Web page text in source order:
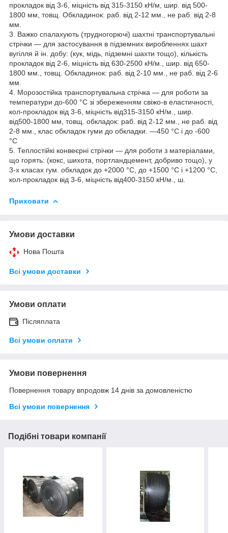
прокладок від 3-6, міцність від 315-3150 кН/м, шир. від 500-
1800 мм, товщ. Обкладинок: раб. від 2-12 мм., не раб. від 2-8
мм.
3. Важко спалахують (трудногорючі) шахтні транспортувальні
стрічки — для застосування в підземних виробленнях шахт
вугілля й ін. добу: (кук, мідь, підземні шахти тощо), кількість
прокладок від 2-6, міцність від 630-2500 кН/м., шир. від 650-
1800 мм., товщ. Обкладинок: раб. від 2-10 мм., не раб. від 2-6
мм.
4. Морозостійка транспортувальна стрічка — для роботи за
температури до-600 °C зі збереженням свіжо-в еластичності,
кол-прокладок від 3-6, міцність від315-3150 кН/м., шир.
від500-1800 мм, товщ. обкладок: раб. від 2-12 мм., не раб. від
2-8 мм., клас обкладок гуми до обкладки. —450 °C і до -600
°C
5. Теплостійкі конвеєрні стрічки — для роботи з матеріалами,
що горять: (кокс, шихота, портландцемент, добриво тощо), у
3-х класах гум. обкладок до +2000 °C, до +1500 °C і +1200 °C,
кол-прокладок від 3-6, міцність від400-3150 кН/м., ш.
Приховати
Умови доставки
Нова Пошта
Всі умови доставки
Умови оплати
Післяплата
Всі умови оплати
Умови повернення
Повернення товару впродовж 14 днів за домовленістю
Всі умови повернення
Подібні товари компанії